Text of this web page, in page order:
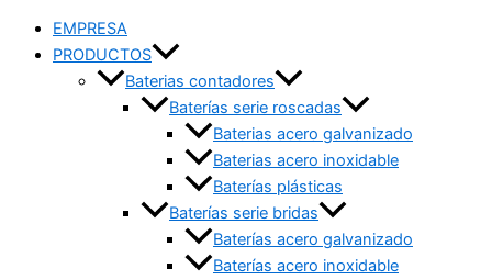
EMPRESA
PRODUCTOS
Baterias contadores
Baterías serie roscadas
Baterias acero galvanizado
Baterias acero inoxidable
Baterías plásticas
Baterías serie bridas
Baterías acero galvanizado
Baterías acero inoxidable